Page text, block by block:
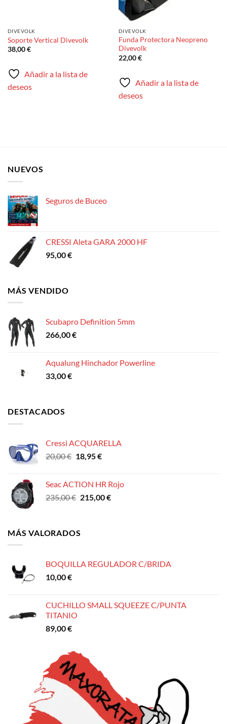
DIVEVOLK
Soporte Vertical Divevolk
38,00€
Añadir a la lista de
deseos
DIVEVOLK
Funda Protectora Neopreno
Divevolk
22,00€
Añadir a la lista de
deseos
NUEVOS
Seguros de Buceo
CRESSI Aleta GARA 2000 HF
95,00€
MÁS VENDIDO
Scubapro Definition 5mm
266,00€
Aqualung Hinchador Powerline
33,00€
DESTACADOS
Cressi ACQUARELLA
20,00€ El
era:
20,00 €.
18,95€El
es:
18,95 €.
Seac ACTION HR Rojo
235,00€ El
era:
235,00 €.
215,00€El
MÁS VALORADOS
BOQUILLA REGULADOR C/BRIDA
10,00€
CUCHILLO SMALL SQUEEZE C/PUNTA
TITANIO
89,00€